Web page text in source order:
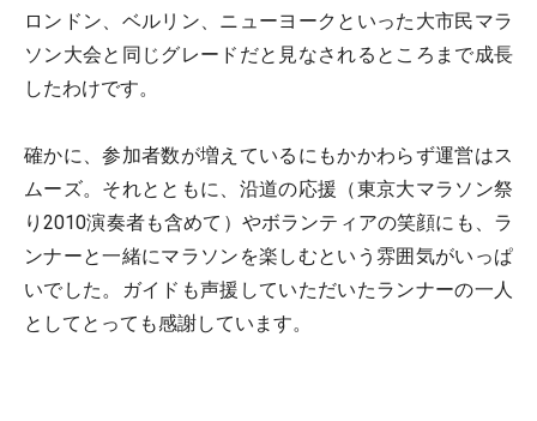
ロンドン、ベルリン、ニューヨークといった大市民マラ
ソン大会と同じグレードだと見なされるところまで成長
したわけです。
確かに、参加者数が増えているにもかかわらず運営はス
ムーズ。それとともに、沿道の応援（東京大マラソン祭
り2010演奏者も含めて）やボランティアの笑顔にも、ラ
ンナーと一緒にマラソンを楽しむという雰囲気がいっぱ
いでした。ガイドも声援していただいたランナーの一人
としてとっても感謝しています。